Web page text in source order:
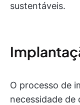
sustentáveis.
O processo de
necessidade de